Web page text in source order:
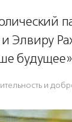
Элвиру
и